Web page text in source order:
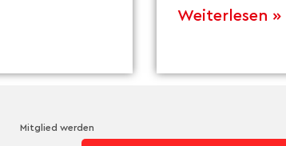
Weiterlesen »
Mitglied werden